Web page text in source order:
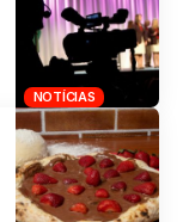
NOTÍCIAS